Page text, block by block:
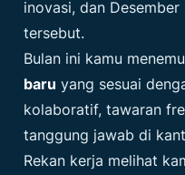
inovasi, dan
tersebut.
Bulan ini kamu
baru yang sesuai
kolaboratif, tawaran
tanggung jawab di
Rekan kerja melihat